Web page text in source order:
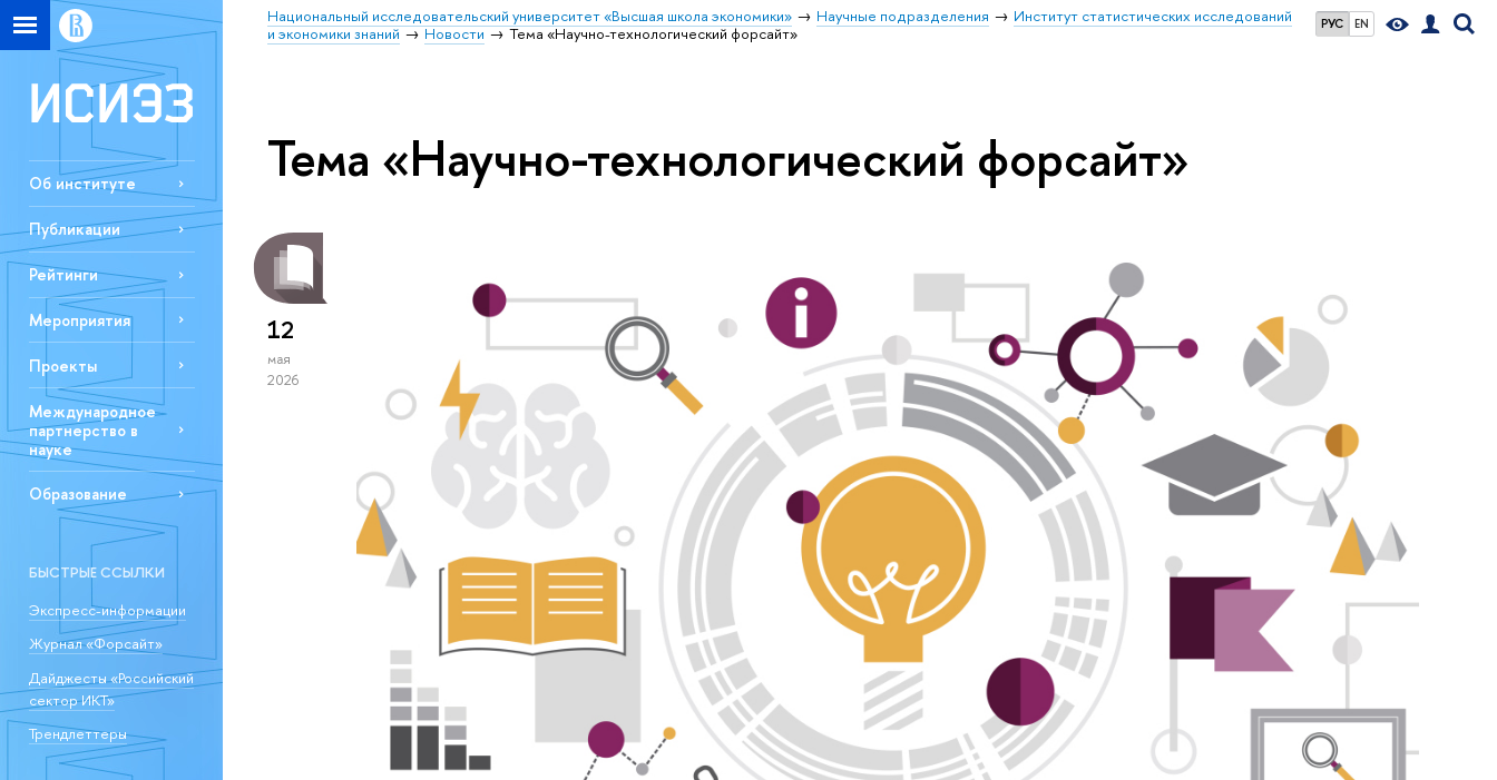
РУС EN
Национальный исследовательский университет «Высшая школа экономики» Научные подразделения
Институт статистических исследований
и экономики знаний
Новости Тема «Научно-технологический форсайт»
Об институте
Публикации
Рейтинги
Мероприятия
Проекты
Международное
партнерство в
науке
Образование
БЫСТРЫЕ ССЫЛКИ
Экспресс-информации
Журнал «Форсайт»
Дайджесты «Российский
сектор ИКТ»
Трендлеттеры
Тема «Научно-технологический форсайт»
12
мая
2026